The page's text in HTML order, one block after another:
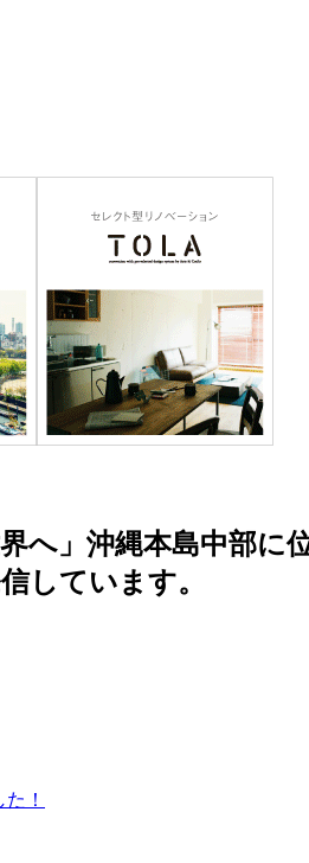
へ」沖縄本島中部
しています。
！